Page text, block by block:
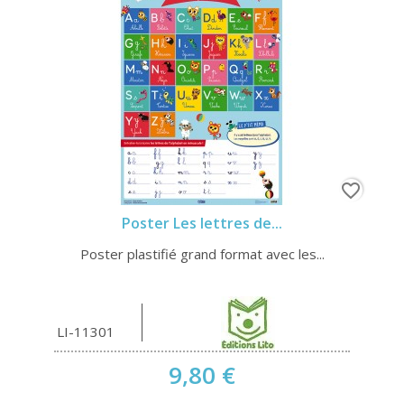
Poster Les lettres de...
Poster plastifié grand format avec les...
LI-11301
9,80 €
favorite_border